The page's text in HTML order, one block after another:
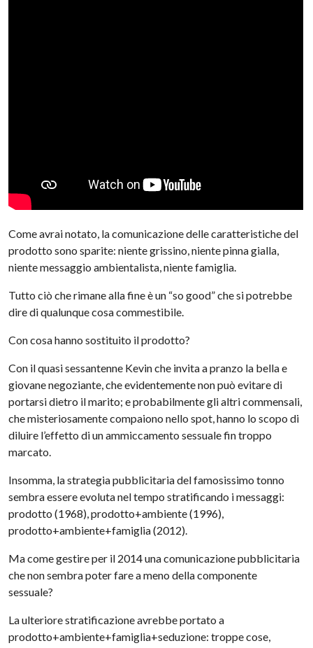
Come avrai notato, la comunicazione delle caratteristiche del
prodotto sono sparite: niente grissino, niente pinna gialla,
niente messaggio ambientalista, niente famiglia.
Tutto ciò che rimane alla fine è un “so good” che si potrebbe
dire di qualunque cosa commestibile.
Con cosa hanno sostituito il prodotto?
Con il quasi sessantenne Kevin che invita a pranzo la bella e
giovane negoziante, che evidentemente non può evitare di
portarsi dietro il marito; e probabilmente gli altri commensali,
che misteriosamente compaiono nello spot, hanno lo scopo di
diluire l’effetto di un ammiccamento sessuale fin troppo
marcato.
Insomma, la strategia pubblicitaria del famosissimo tonno
sembra essere evoluta nel tempo stratificando i messaggi:
prodotto (1968), prodotto+ambiente (1996),
prodotto+ambiente+famiglia (2012).
Ma come gestire per il 2014 una comunicazione pubblicitaria
che non sembra poter fare a meno della componente
sessuale?
La ulteriore stratificazione avrebbe portato a
prodotto+ambiente+famiglia+seduzione: troppe cose,